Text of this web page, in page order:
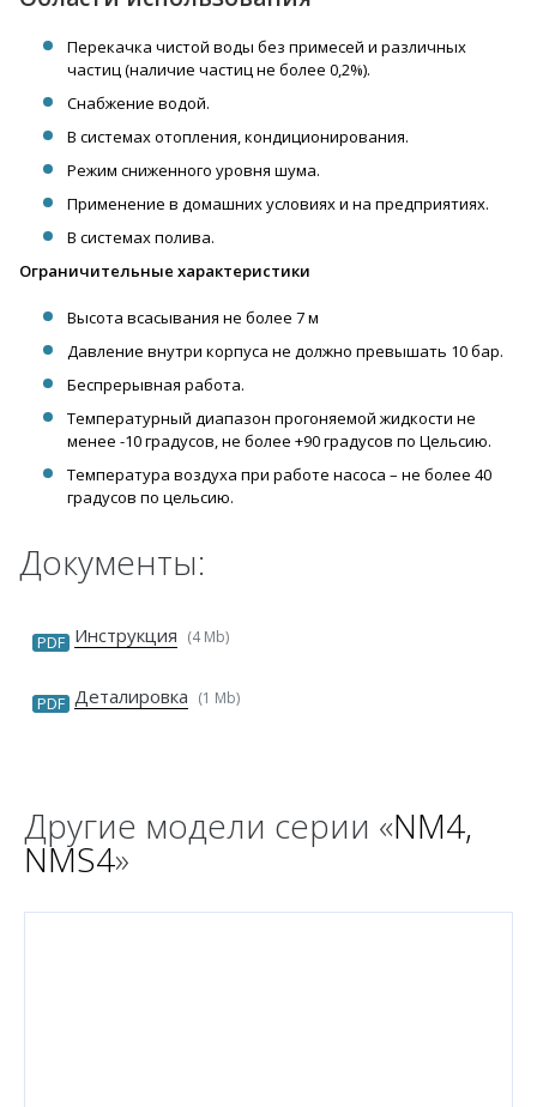
Перекачка чистой воды без примесей и различных
частиц (наличие частиц не более 0,2%).
Снабжение водой.
В системах отопления, кондиционирования.
Режим сниженного уровня шума.
Применение в домашних условиях и на предприятиях.
В системах полива.
Ограничительные характеристики
Высота всасывания не более 7 м
Давление внутри корпуса не должно превышать 10 бар.
Беспрерывная работа.
Температурный диапазон прогоняемой жидкости не
менее -10 градусов, не более +90 градусов по Цельсию.
Температура воздуха при работе насоса – не более 40
градусов по цельсию.
Документы:
PDF Инструкция (4 Mb)
PDF Деталировка (1 Mb)
Другие модели серии «NM4,
NMS4»